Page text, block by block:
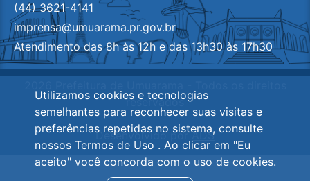
(44) 3621-4141
imprensa@umuarama.pr.gov.br
Atendimento das 8h às 12h e das 13h30 às 17h30
reservados
Desenvolvido porADS
Utilizamos cookies e tecnologias
semelhantes para reconhecer suas visitas e
preferências repetidas no sistema, consulte
nossos Termos de Uso . Ao clicar em "Eu
aceito" você concorda com o uso de cookies.